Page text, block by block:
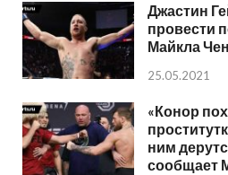
Джастин
провести
Майкла
25.05.2021
«Конор
ним
сообщает